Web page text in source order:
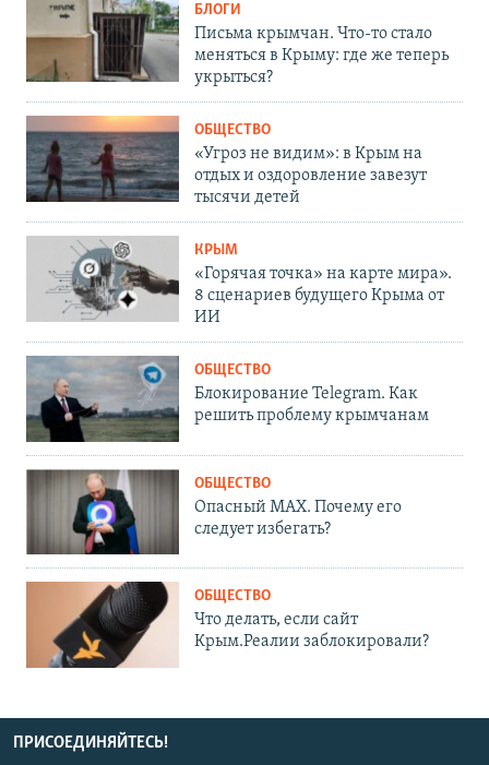
БЛОГИ
Письма крымчан. Что-то стало
меняться в Крыму: где же теперь
укрыться?
ОБЩЕСТВО
«Угроз не видим»: в Крым на
отдых и оздоровление завезут
тысячи детей
КРЫМ
«Горячая точка» на карте мира».
8 сценариев будущего Крыма от
ИИ
ОБЩЕСТВО
Блокирование Telegram. Как
решить проблему крымчанам
ОБЩЕСТВО
Опасный MAX. Почему его
следует избегать?
ОБЩЕСТВО
Что делать, если сайт
Крым.Реалии заблокировали?
ПРИСОЕДИНЯЙТЕСЬ!